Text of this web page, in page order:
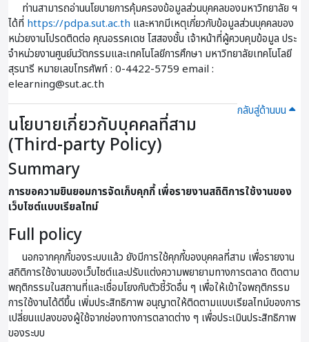
ท่านสามารถอ่านนโยบายการคุ้มครองข้อมูลส่วนบุคคลของมหาวิทยาลัย ฯ
ได้ที่ https://pdpa.sut.ac.th และหากมีเหตุเกี่ยวกับข้อมูลส่วนบุคคลของ
หน่วยงานโปรดติดต่อ คุณอรรคเดช โสสองชั้น เจ้าหน้าที่ผู้ควบคุมข้อมูล ประ
จําหน่วยงานศูนย์นวัตกรรมและเทคโนโลยีการศึกษา มหาวิทยาลัยเทคโนโลยี
สุรนารี หมายเลขโทรศัพท์ : 0-4422-5759 email :
elearning@sut.ac.th
กลับสู่ด้านบน
นโยบายเกี่ยวกับบุคคลที่สาม
(Third-party Policy)
Summary
การขอความยินยอมการจัดเก็บคุกกี้ เพื่อรายงานสถิติการใช้งานของ
เว็บไซต์แบบเรียลไทม์
Full policy
นอกจากคุกกี้ของระบบแล้ว ยังมีการใช้คุกกี้ของบุคคลที่สาม เพื่อรายงาน
สถิติการใช้งานของเว็บไซต์และปรับแต่งความพยายามทางการตลาด ติดตาม
พฤติกรรมในสถานที่และเชื่อมโยงกับตัวชี้วัดอื่น ๆ เพื่อให้เข้าใจพฤติกรรม
การใช้งานได้ดีขึ้น เพิ่มประสิทธิภาพ อนุญาตให้ติดตามแบบเรียลไทม์ของการ
เปลี่ยนแปลงของผู้ใช้จากช่องทางการตลาดต่าง ๆ เพื่อประเมินประสิทธิภาพ
ของระบบ